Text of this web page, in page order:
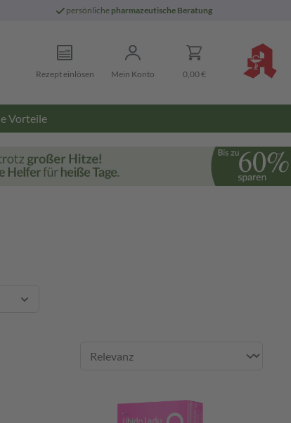
persönliche pharmazeutische Beratung
Rezept einlösen Mein Konto 0,00 €
Vorteile